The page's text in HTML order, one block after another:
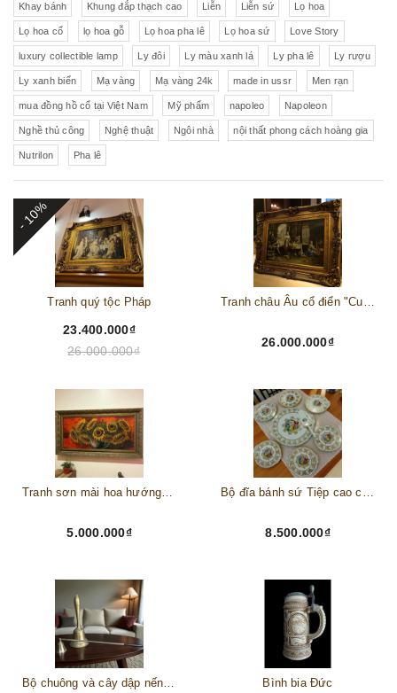
Khay bánh Khung đắp thạch cao Liễn Liễn sứ Lọ hoa
Lọ hoa cổ lọ hoa gỗ Lọ hoa pha lê Lọ hoa sứ Love Story
luxury collectible lamp Ly đôi Ly màu xanh lá Ly pha lê Ly rượu
Ly xanh biển Mạ vàng Mạ vàng 24k made in ussr Men rạn
mua đồng hồ cổ tại Việt Nam Mỹ phẩm napoleo Napoleon
Nghề thủ công Nghệ thuật Ngôi nhà nội thất phong cách hoàng gia
Nutrilon Pha lê
- 10%
Tranh quý tộc Pháp
23.400.000₫
26.000.000₫
Tranh châu Âu cổ điển "Cuộc sống lao động"
26.000.000₫
Tranh sơn mài hoa hướng dương châu Âu
5.000.000₫
Bộ đĩa bánh sứ Tiệp cao cấp – Biểu tượng tinh tế cho bàn tiệc thượng lưu
8.500.000₫
Bộ chuông và cây dập nến đồng Bình bia Đức